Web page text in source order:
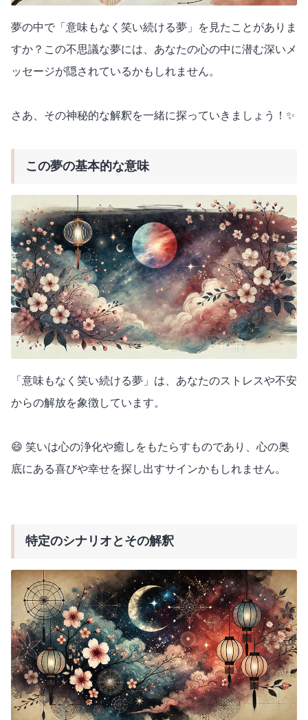
夢の中で「意味もなく笑い続ける夢」を見たことがありま
すか？この不思議な夢には、あなたの心の中に潜む深いメ
ッセージが隠されているかもしれません。
さあ、その神秘的な解釈を一緒に探っていきましょう！✨
この夢の基本的な意味
「意味もなく笑い続ける夢」は、あなたのストレスや不安
からの解放を象徴しています。
😄 笑いは心の浄化や癒しをもたらすものであり、心の奥
底にある喜びや幸せを探し出すサインかもしれません。
特定のシナリオとその解釈